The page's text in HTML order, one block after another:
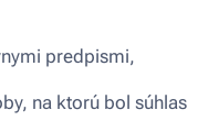
predpismi,
na ktorú bol súhlas